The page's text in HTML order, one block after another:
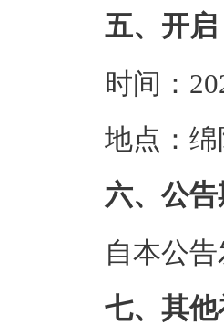
五、开启
时间：
地点：
六、公
自本公
七、其